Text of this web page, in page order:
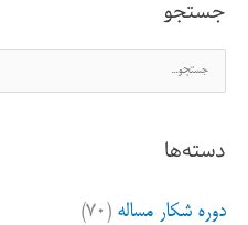
جستجو
س
ج
ب
دسته‌ها
دوره شکار مساله (۷۰)